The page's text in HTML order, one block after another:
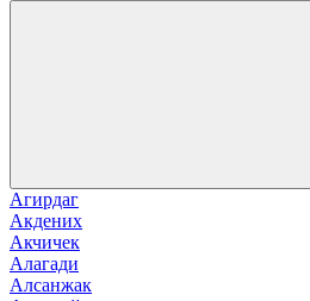
Агирдаг
Акдених
Акчичек
Алагади
Алсанжак